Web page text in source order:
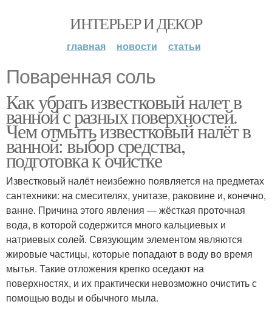
ИНТЕРЬЕР И ДЕКОР
главная новости статьи
Поваренная соль
Как убрать известковый налет в
ванной с разных поверхностей.
Чем отмыть известковый налёт в
ванной: выбор средства,
подготовка к очистке
Известковый налёт неизбежно появляется на предметах
сантехники: на смесителях, унитазе, раковине и, конечно,
ванне. Причина этого явления — жёсткая проточная
вода, в которой содержится много кальциевых и
натриевых солей. Связующим элементом являются
жировые частицы, которые попадают в воду во время
мытья. Такие отложения крепко оседают на
поверхностях, и их практически невозможно очистить с
помощью воды и обычного мыла.